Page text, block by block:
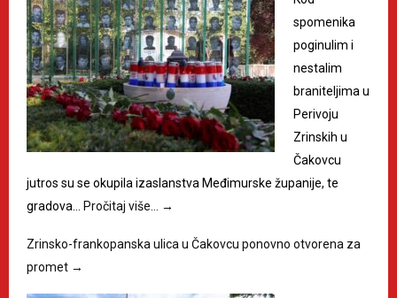
spomenika
poginulim i
nestalim
braniteljima u
Perivoju
Zrinskih u
Čakovcu
jutros su se okupila izaslanstva Međimurske županije, te
gradova… Pročitaj više… →
Zrinsko-frankopanska ulica u Čakovcu ponovno otvorena za
promet →